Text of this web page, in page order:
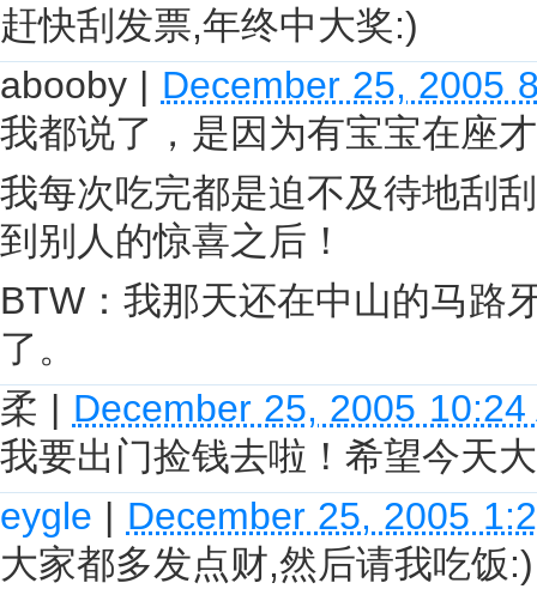
赶快刮发票,年终中大奖:)
abooby | December 25, 2005
我都说了，是因为有宝宝在座
我每次吃完都是迫不及待地刮
到别人的惊喜之后！
BTW：我那天还在中山的马路
了。
柔 | December 25, 2005 10:24
我要出门捡钱去啦！希望今天
eygle | December 25, 2005
大家都多发点财,然后请我吃饭:)